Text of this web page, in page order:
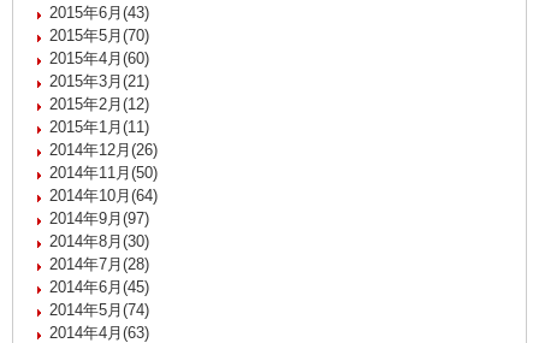
2015年6月(43)
2015年5月(70)
2015年4月(60)
2015年3月(21)
2015年2月(12)
2015年1月(11)
2014年12月(26)
2014年11月(50)
2014年10月(64)
2014年9月(97)
2014年8月(30)
2014年7月(28)
2014年6月(45)
2014年5月(74)
2014年4月(63)